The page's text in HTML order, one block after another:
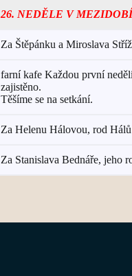
26. NEDĚLE V MEZIDOBÍ
Za Štěpánku a Miroslava
farní kafe Každou první
zajistěno.
Těšíme se na setkání.
Za Helenu Hálovou, rod
Za Stanislava Bednáře, jeho